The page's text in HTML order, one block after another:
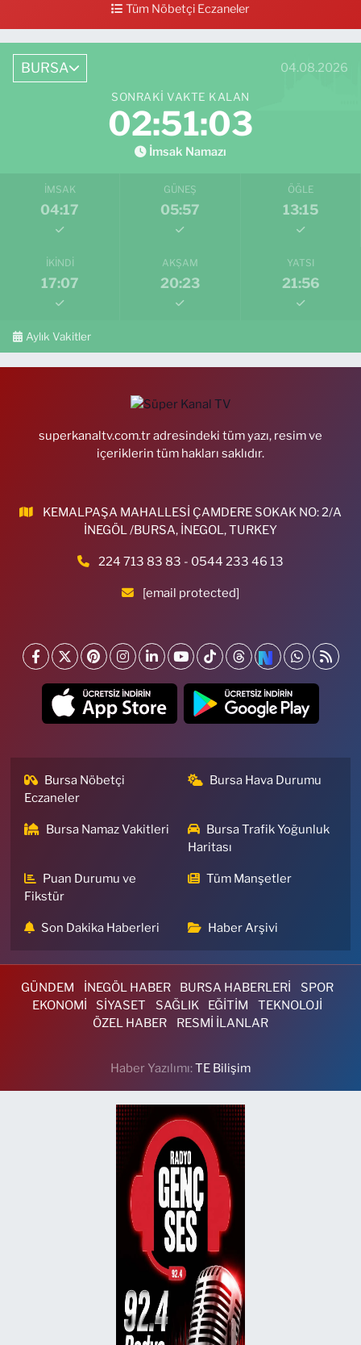
0 (224) 711 04 24 Yol Tarifi Al
Tüm Nöbetçi Eczaneler
BURSA 04.08.2026
SONRAKI VAKTE KALAN
02:51:02
İmsak Namazı
İMSAK
04:17
GÜNEŞ
05:57
ÖĞLE
13:15
İKINDI
17:07
AKŞAM
20:23
YATSI
21:56
Aylık Vakitler
superkanaltv.com.tr adresindeki tüm yazı, resim ve
içeriklerin tüm hakları saklıdır.
KEMALPAŞA MAHALLESİ ÇAMDERE SOKAK NO: 2/A
İNEGÖL /BURSA, İNEGOL, TURKEY
224 713 83 83 - 0544 233 46 13
[email protected]
Bursa Nöbetçi
Eczaneler
Bursa Hava Durumu
Bursa Namaz Vakitleri
Bursa Trafik Yoğunluk
Haritası
Puan Durumu ve
Fikstür
Tüm Manşetler
Son Dakika Haberleri Haber Arşivi
GÜNDEM İNEGÖL HABER BURSA HABERLERİ
SPOR
EKONOMİ
SİYASET SAĞLIK EĞİTİM
TEKNOLOJİ
ÖZEL HABER
RESMİ İLANLAR
Haber Yazılımı:TE Bilişim